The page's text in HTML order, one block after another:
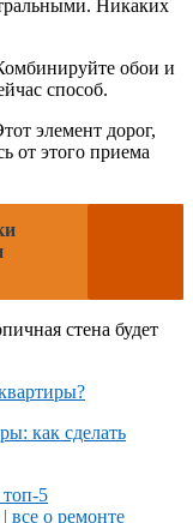
Никаких
обои и
способ.
элемент дорог,
от этого приема
стена будет